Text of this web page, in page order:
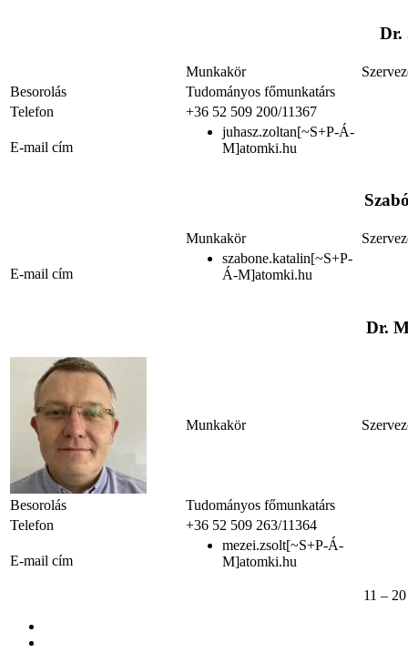
Dr.
Munkakör
Besorolás
Tudományos főmunkatárs
Telefon
+36 52 509 200/11367
E-mail cím
juhasz.zoltan[~S+P-Á-
M]atomki.hu
Munkakör
E-mail cím
szabone.katalin[~S+P-
Á-M]atomki.hu
Dr.
Munkakör
Besorolás
Tudományos főmunkatárs
Telefon
+36 52 509 263/11364
E-mail cím
mezei.zsolt[~S+P-Á-
M]atomki.hu
11 – 20